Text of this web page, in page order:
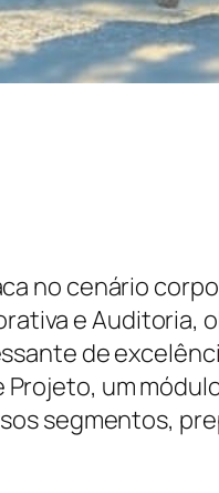
no cenário
e Auditoria,
de
um
segmentos,